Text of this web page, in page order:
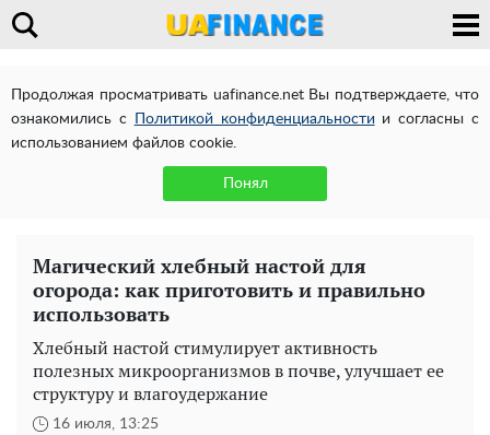
Продолжая просматривать uafinance.net Вы подтверждаете, что
ознакомились с
Политикой конфиденциальности и согласны с
использованием файлов cookie.
Понял
Магический хлебный настой для
огорода: как приготовить и правильно
использовать
Хлебный настой стимулирует активность
полезных микроорганизмов в почве, улучшает ее
структуру и влагоудержание
16 июля, 13:25